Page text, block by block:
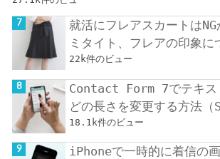
就活にフレアスカートは
ミタイト、フレアの印象に
22k件のビュー
Contact Form 7でテキス
どの長さを変更する方法（
18.1k件のビュー
iPhoneで一時的に着信の